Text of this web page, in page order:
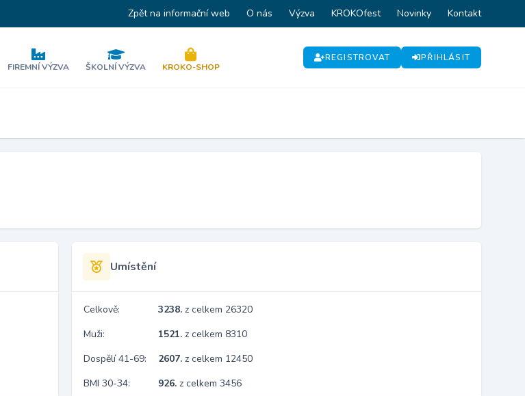
Zpět na informační web O nás Výzva KROKOfest Novinky Kontakt
FIREMNÍ VÝZVA ŠKOLNÍ VÝZVA KROKO-SHOP
REGISTROVAT PŘIHLÁSIT
Umístění
Celkově: 3238. z celkem 26320
Muži:
1521. z celkem 8310
Dospělí 41-69:
2607. z celkem 12450
BMI 30-34:
926. z celkem 3456